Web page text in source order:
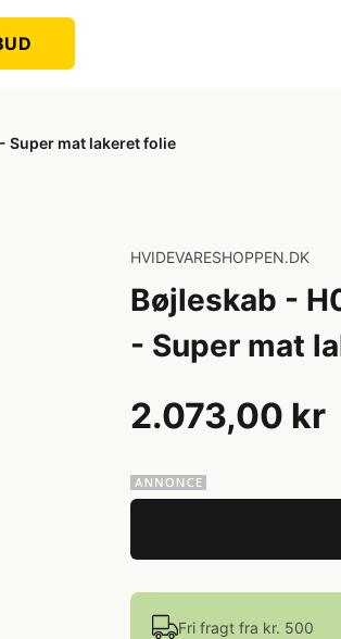
Super mat lakeret folie
HVIDEVARESHOPPEN.DK
Bøjleskab -
- Super mat
2.073,00 kr
Fri fragt fra kr. 500